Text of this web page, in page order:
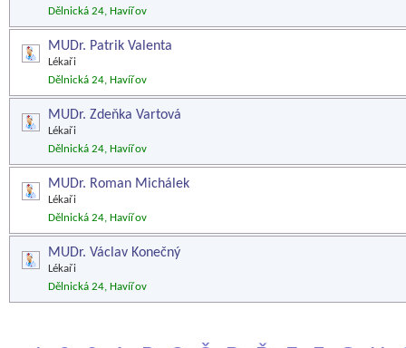
Dělnická 24, Havířov
MUDr. Patrik Valenta
Lékaři
Dělnická 24, Havířov
MUDr. Zdeňka Vartová
Lékaři
Dělnická 24, Havířov
MUDr. Roman Michálek
Lékaři
Dělnická 24, Havířov
MUDr. Václav Konečný
Lékaři
Dělnická 24, Havířov